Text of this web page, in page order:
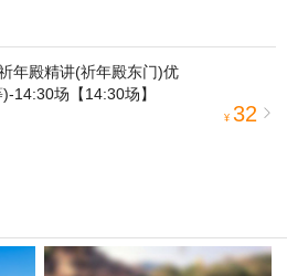
年殿精讲(祈年殿东门)优
14:30场【14:30场】
¥ 32 